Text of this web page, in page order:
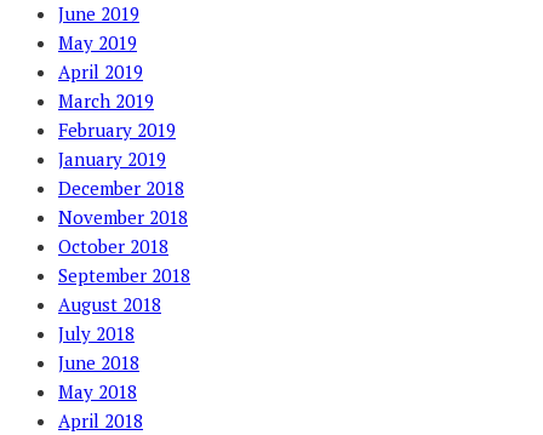
June 2019
May 2019
April 2019
March 2019
February 2019
January 2019
December 2018
November 2018
October 2018
September 2018
August 2018
July 2018
June 2018
May 2018
April 2018